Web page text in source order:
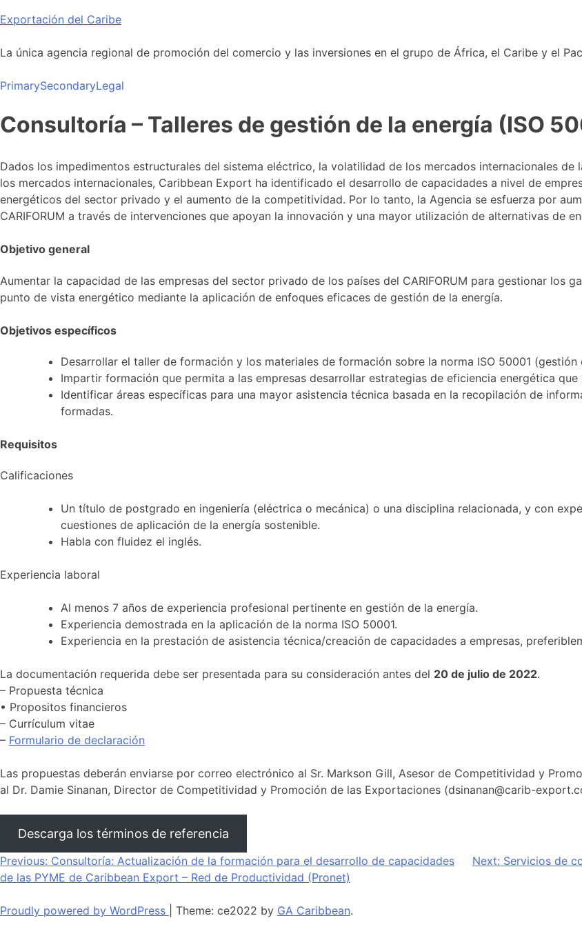
Skip
content
Exportación del Caribe
La única agencia regional de promoción del comercio y las inversiones en el grupo de África, el Caribe y el
PrimarySecondaryLegal
Consultoría – Talleres de gestión de la energía (ISO
Dados los impedimentos estructurales del sistema eléctrico, la volatilidad de los mercados internacionales
los mercados internacionales, Caribbean Export ha identificado el desarrollo de capacidades a nivel de
energéticos del sector privado y el aumento de la competitividad. Por lo tanto, la Agencia se esfuerza por
CARIFORUM a través de intervenciones que apoyan la innovación y una mayor utilización de alternativas de
Objetivo general
Aumentar la capacidad de las empresas del sector privado de los países del CARIFORUM para gestionar los
punto de vista energético mediante la aplicación de enfoques eficaces de gestión de la energía.
Objetivos específicos
Desarrollar el taller de formación y los materiales de formación sobre la norma ISO 50001 (gestión
Impartir formación que permita a las empresas desarrollar estrategias de eficiencia energética
Identificar áreas específicas para una mayor asistencia técnica basada en la recopilación de
formadas.
Requisitos
Calificaciones
Un título de postgrado en ingeniería (eléctrica o mecánica) o una disciplina relacionada, y con
cuestiones de aplicación de la energía sostenible.
Habla con fluidez el inglés.
Experiencia laboral
Al menos 7 años de experiencia profesional pertinente en gestión de la energía.
Experiencia demostrada en la aplicación de la norma ISO 50001.
Experiencia en la prestación de asistencia técnica/creación de capacidades a empresas,
La documentación requerida debe ser presentada para su consideración antes del 20 de julio de 2022.
– Propuesta técnica
• Propositos financieros
– Currículum vitae
– Formulario de declaración
Las propuestas deberán enviarse por correo electrónico al Sr. Markson Gill, Asesor de Competitividad y
al Dr. Damie Sinanan, Director de Competitividad y Promoción de las Exportaciones (dsinanan@carib-
Descarga los términos de referencia
Navegación
de
entradas
Previous: Consultoría: Actualización de la formación para el desarrollo de capacidades
de las PYME de Caribbean Export – Red de Productividad (Pronet)
Next: Servicios de
Proudly powered by WordPress Theme: ce2022 by GA Caribbean.